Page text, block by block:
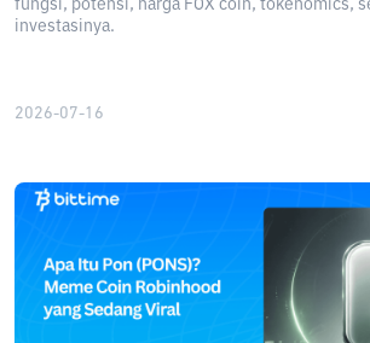
fungsi, potensi, harga FOX coin, tokenomics,
investasinya.
2026-07-16